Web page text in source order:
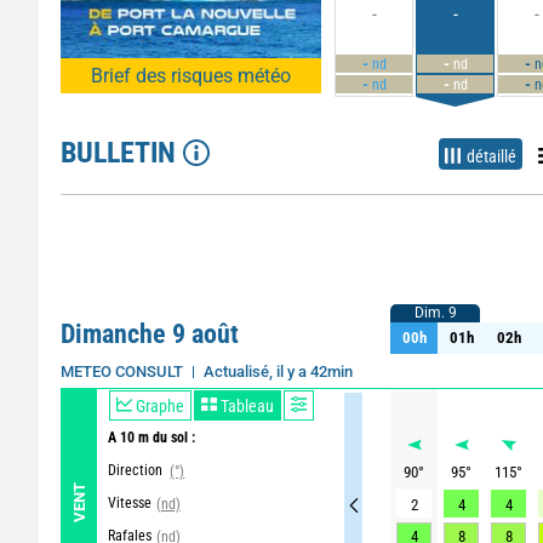
Brief des risques météo
-
- nd
- nd
-
- nd
- nd
-
-
-
BULLETIN détaillé
Dimanche 9 août
METEO CONSULT Actualisé, il y a 42min
VENT
Graphe Tableau
A 10 m du sol :
Direction (°)
Vitesse (nd)
Rafales (nd)
Dim. 9
00h 01h 02h
Dim. 9
00h 01h 02h
90° 95° 115°
2
4 4
4
8 8